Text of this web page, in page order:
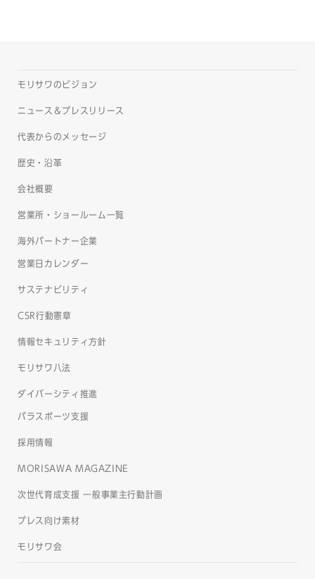
モリサワのビジョン
ニュース＆プレスリリース
代表からのメッセージ
歴史・沿革
会社概要
営業所・ショールーム一覧
海外パートナー企業
営業日カレンダー
サステナビリティ
CSR行動憲章
情報セキュリティ方針
モリサワ八法
ダイバーシティ推進
パラスポーツ支援
採用情報
MORISAWA MAGAZINE
次世代育成支援 一般事業主行動計画
プレス向け素材
モリサワ会